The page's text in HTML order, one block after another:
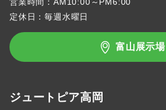
営業時間：AM10:00～PM6:00
定休日：毎週水曜日
富山展示場
ジュートピア高岡